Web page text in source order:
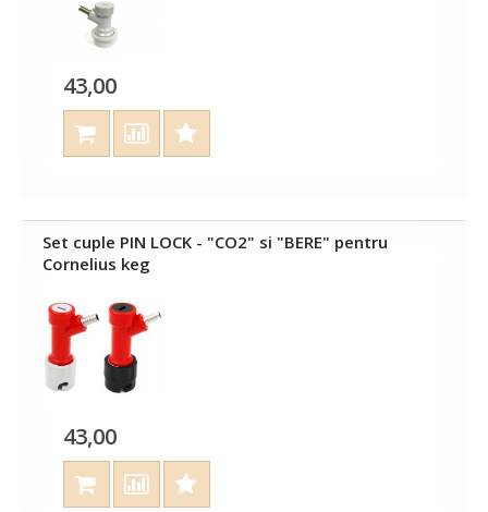
43,00
Set cuple PIN LOCK - "CO2" si "BERE" pentru
Cornelius keg
43,00